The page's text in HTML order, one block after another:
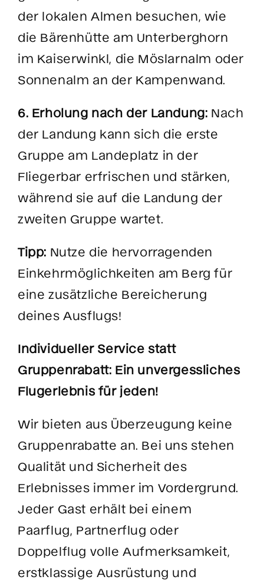
der lokalen Almen besuchen, wie
die Bärenhütte am Unterberghorn
im Kaiserwinkl, die Möslarnalm oder
Sonnenalm an der Kampenwand.
6. Erholung nach der Landung: Nach
der Landung kann sich die erste
Gruppe am Landeplatz in der
Fliegerbar erfrischen und stärken,
während sie auf die Landung der
zweiten Gruppe wartet.
Tipp: Nutze die hervorragenden
Einkehrmöglichkeiten am Berg für
eine zusätzliche Bereicherung
deines Ausflugs!
Individueller Service statt
Gruppenrabatt: Ein unvergessliches
Flugerlebnis für jeden!
Wir bieten aus Überzeugung keine
Gruppenrabatte an. Bei uns stehen
Qualität und Sicherheit des
Erlebnisses immer im Vordergrund.
Jeder Gast erhält bei einem
Paarflug, Partnerflug oder
Doppelflug volle Aufmerksamkeit,
erstklassige Ausrüstung und